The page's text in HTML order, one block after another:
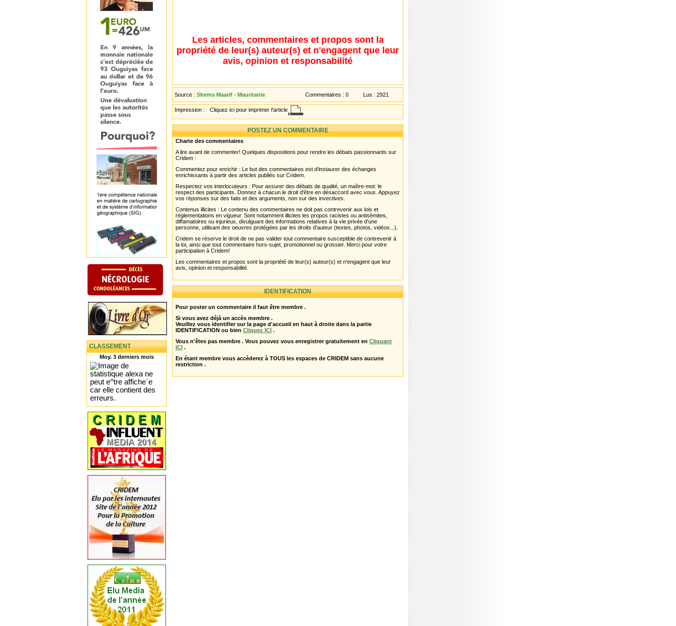
CLASSEMENT
Moy. 3 derniers mois
Les articles, commentaires et propos sont la
propriété de leur(s) auteur(s) et n'engagent que leur
avis, opinion et responsabilité
Source : Shems Maarif - Mauritanie Commentaires : 0 Lus : 2921
Impression : Cliquez ici pour imprimer l'article
POSTEZ UN COMMENTAIRE
Charte des commentaires
A lire avant de commenter! Quelques dispositions pour rendre les débats passionnants sur
Cridem :
Commentez pour enrichir : Le but des commentaires est d'instaurer des échanges
enrichissants à partir des articles publiés sur Cridem.
Respectez vos interlocuteurs : Pour assurer des débats de qualité, un maître-mot: le
respect des participants. Donnez à chacun le droit d'être en désaccord avec vous. Appuyez
vos réponses sur des faits et des arguments, non sur des invectives.
Contenus illicites : Le contenu des commentaires ne doit pas contrevenir aux lois et
réglementations en vigueur. Sont notamment illicites les propos racistes ou antisémites,
diffamatoires ou injurieux, divulguant des informations relatives à la vie privée d'une
personne, utilisant des oeuvres protégées par les droits d'auteur (textes, photos, vidéos...).
Cridem se réserve le droit de ne pas valider tout commentaire susceptible de contrevenir à
la loi, ainsi que tout commentaire hors-sujet, promotionnel ou grossier. Merci pour votre
participation à Cridem!
Les commentaires et propos sont la propriété de leur(s) auteur(s) et n'engagent que leur
avis, opinion et responsabilité.
IDENTIFICATION
Pour poster un commentaire il faut être membre .
Si vous avez déjà un accès membre .
Veuillez vous identifier sur la page d'accueil en haut à droite dans la partie
IDENTIFICATION ou bien Cliquez ICI .
Vous n'êtes pas membre . Vous pouvez vous enregistrer gratuitement en Cliquant
ICI .
En étant membre vous accèderez à TOUS les espaces de CRIDEM sans aucune
restriction .